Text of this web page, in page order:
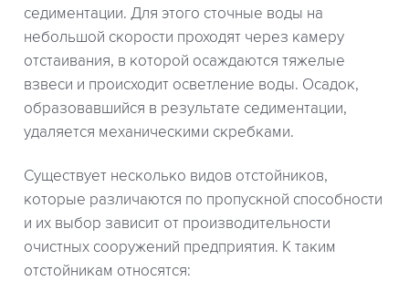
седиментации. Для этого сточные воды на
небольшой скорости проходят через камеру
отстаивания, в которой осаждаются тяжелые
взвеси и происходит осветление воды. Осадок,
образовавшийся в результате седиментации,
удаляется механическими скребками.
Существует несколько видов отстойников,
которые различаются по пропускной способности
и их выбор зависит от производительности
очистных сооружений предприятия. К таким
отстойникам относятся: